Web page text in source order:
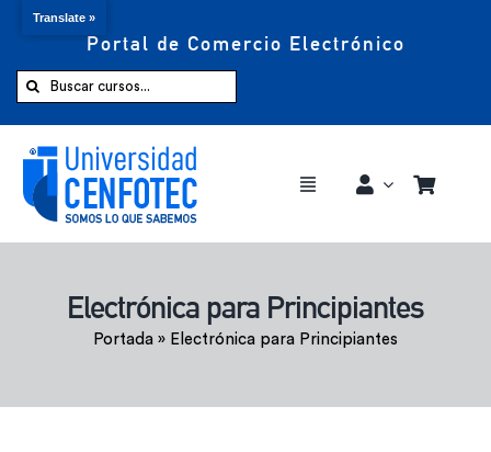
Portal de Comercio Electrónico
Buscar:
Toggle
Comprar ahora
Electrónica para Principiantes
Portada » Electrónica para Principiantes
Translate »